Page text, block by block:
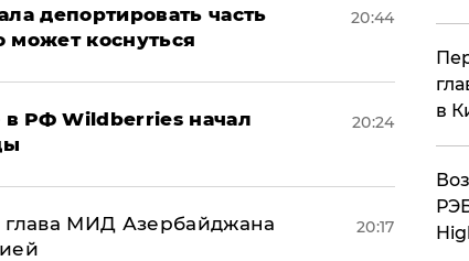
депортировать часть
может коснуться
20:44
в РФ Wildberries начал
20:24
МИД Азербайджана
20:17
в